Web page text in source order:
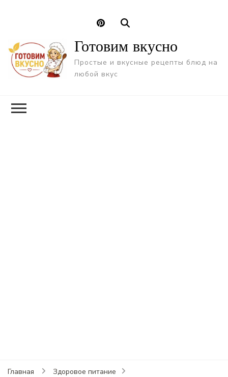
Готовим вкусно
Простые и вкусные рецепты блюд на
любой вкус
Главная
Здоровое питание